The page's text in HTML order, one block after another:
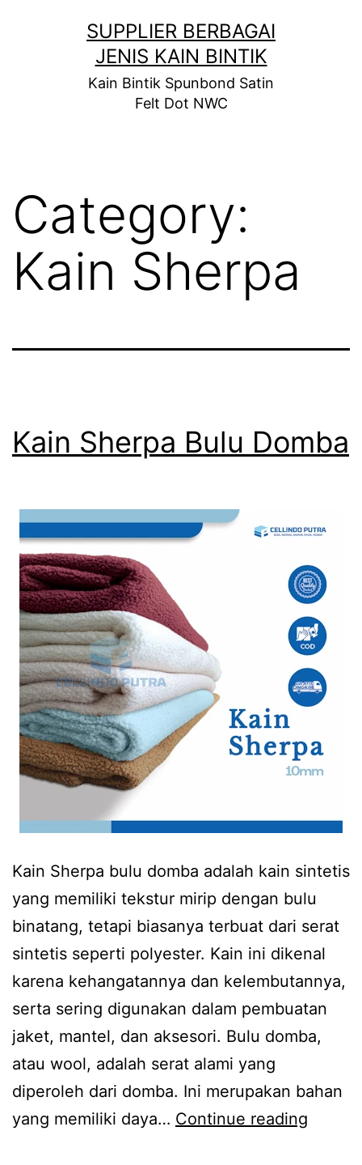
SUPPLIER BERBAGAI
JENIS KAIN BINTIK
Kain Bintik Spunbond Satin
Felt Dot NWC
Category:
Kain Sherpa
Kain Sherpa Bulu Domba
Kain Sherpa bulu domba adalah kain sintetis
yang memiliki tekstur mirip dengan bulu
binatang, tetapi biasanya terbuat dari serat
sintetis seperti polyester. Kain ini dikenal
karena kehangatannya dan kelembutannya,
serta sering digunakan dalam pembuatan
jaket, mantel, dan aksesori. Bulu domba,
atau wool, adalah serat alami yang
diperoleh dari domba. Ini merupakan bahan
yang memiliki daya… Continue reading